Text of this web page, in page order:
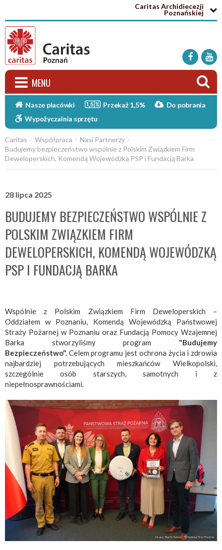
Caritas Archidiecezji
Poznańskiej 



 MENU
Nasze placówki Przekaż 1,5% Do pobrania
 Wypożyczalnia sprzętu
Caritas  Współpraca  Nasi Partnerzy 
Budujemy bezpieczeństwo wspólnie z Polskim Związkiem Firm
Deweloperskich, Komendą Wojewódzką PSP i Fundacją Barka
28 lipca 2025
BUDUJEMY BEZPIECZEŃSTWO WSPÓLNIE Z
POLSKIM ZWIĄZKIEM FIRM
DEWELOPERSKICH, KOMENDĄ WOJEWÓDZKĄ
PSP I FUNDACJĄ BARKA
Wspólnie z Polskim Związkiem Firm Deweloperskich –
Oddziałem w Poznaniu, Komendą Wojewódzką Państwowej
Straży Pożarnej w Poznaniu oraz Fundacją Pomocy Wzajemnej
Barka stworzyliśmy program "Budujemy
Bezpieczeństwo". Celem programu jest ochrona życia i zdrowia
najbardziej potrzebujących mieszkańców Wielkopolski,
szczególnie osób starszych, samotnych i z
niepełnosprawnościami.